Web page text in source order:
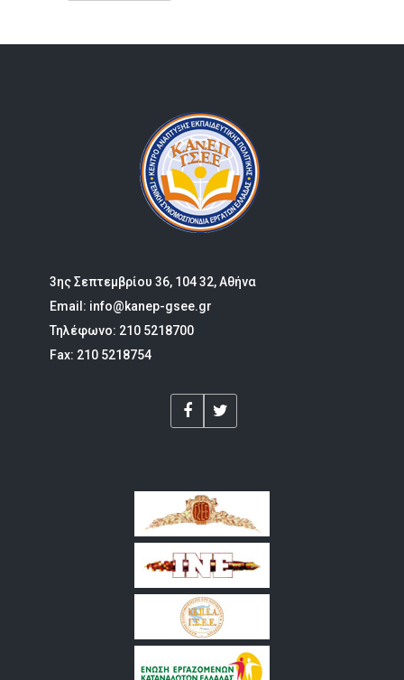
3ης Σεπτεμβρίου 36, 104 32, Αθήνα
Email: info@kanep-gsee.gr
Τηλέφωνο: 210 5218700
Fax: 210 5218754